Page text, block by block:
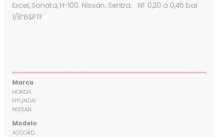
Excel, Sonata, H-100. Nissan: Sentra. NF 0,20 a 0,45 bar
1/8“BSPTF
Marca
HONDA
HYUNDAI
NISSAN
Modelo
ACCORD